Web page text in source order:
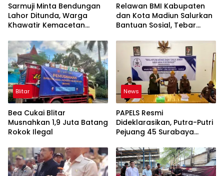
Sarmuji Minta Bendungan
Lahor Ditunda, Warga
Khawatir Kemacetan
Relawan BMI Kabupaten
dan Kota Madiun Salurkan
Bantuan Sosial, Tebar
yang Membutuhkan
Blitar
Bea Cukai Blitar
Musnahkan 1,9 Juta Batang
Rokok Ilegal
News
PAPELS Resmi
Dideklarasikan, Putra-Putri
Pejuang 45 Surabaya
Kepahlawanan